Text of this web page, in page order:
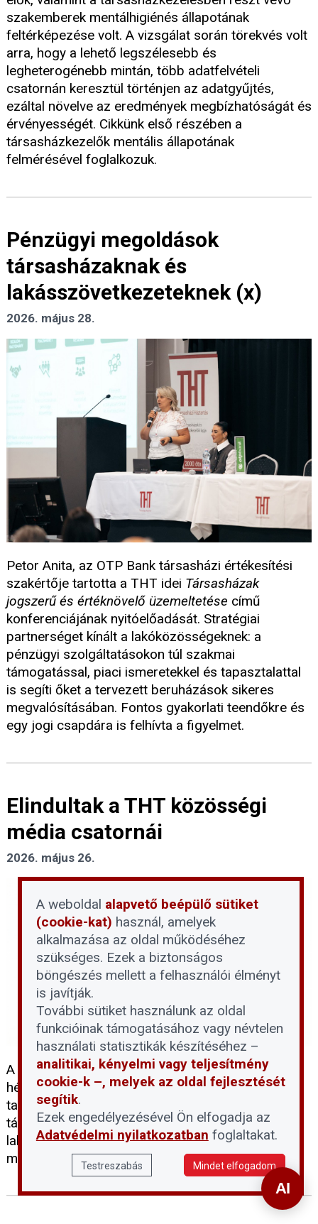
szakemberek mentálhigiénés állapotának
feltérképezése volt. A vizsgálat során törekvés volt
arra, hogy a lehető legszélesebb és
legheterogénebb mintán, több adatfelvételi
csatornán keresztül történjen az adatgyűjtés,
ezáltal növelve az eredmények megbízhatóságát és
érvényességét. Cikkünk első részében a
társasházkezelők mentális állapotának
felmérésével foglalkozuk.
Pénzügyi megoldások
társasházaknak és
lakásszövetkezeteknek (x)
2026. május 28.
Petor Anita, az OTP Bank társasházi értékesítési
szakértője tartotta a THT idei Társasházak
jogszerű és értéknövelő üzemeltetése című
konferenciájának nyitóelőadását. Stratégiai
partnerséget kínált a lakóközösségeknek: a
pénzügyi szolgáltatásokon túl szakmai
támogatással, piaci ismeretekkel és tapasztalattal
is segíti őket a tervezett beruházások sikeres
megvalósításában. Fontos gyakorlati teendőkre és
egy jogi csapdára is felhívta a figyelmet.
Elindultak a THT közösségi
média csatornái
2026. május 26.
A Társasházi Háztartás (THT) új platformjain
hétről hétre jelentkezik olyan edukációs
tartalmakkal, amelyek a közös képviselőknek,
társasházkezelőknek és maguknak a
lakástulajdonosoknak is iránytűt mutatnak a
mindennapi társasházi ügyekben.
A weboldal alapvető beépülő sütiket
(cookie-kat) használ, amelyek
alkalmazása az oldal működéséhez
szükséges. Ezek a biztonságos
böngészés mellett a felhasználói élményt
is javítják.
További sütiket használunk az oldal
funkcióinak támogatásához vagy névtelen
használati statisztikák készítéséhez –
analitikai, kényelmi vagy teljesítmény
cookie-k –, melyek az oldal fejlesztését
segítik.
Ezek engedélyezésével Ön elfogadja az
Adatvédelmi nyilatkozatban foglaltakat.
Testreszabás Mindet elfogadom